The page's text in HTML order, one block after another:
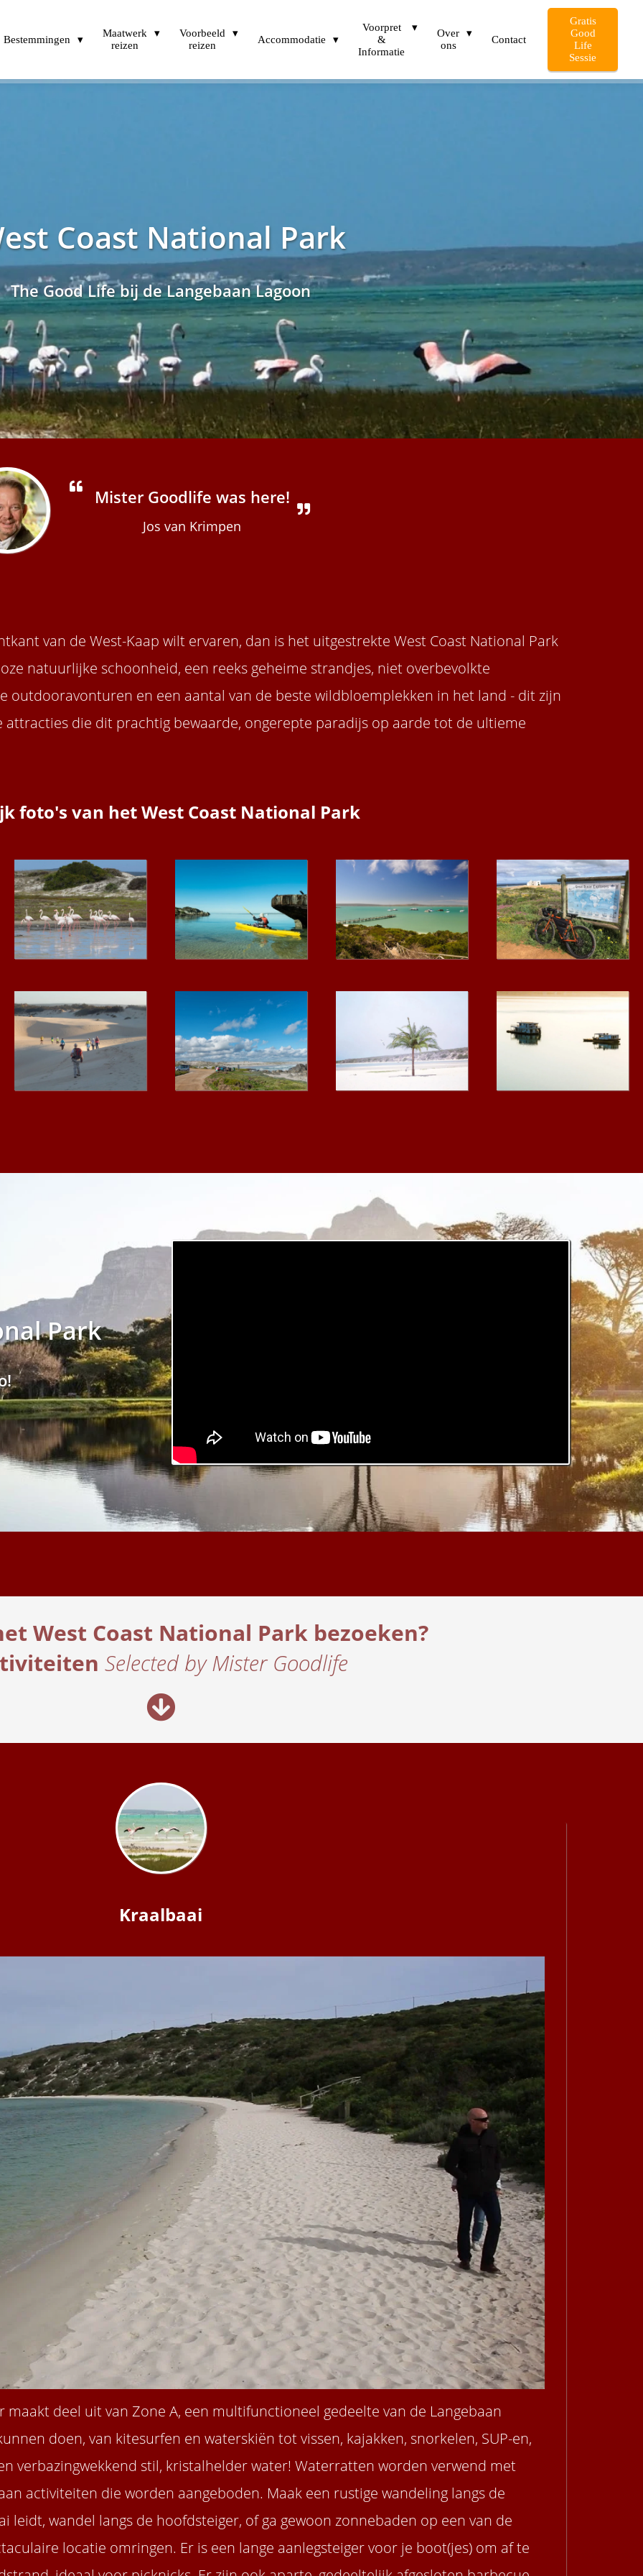
Bestemmingen
Maatwerk
reizen
Voorbeeld
reizen
Accommodatie
Voorpret
&
Informatie
Over
ons
Contact
Gratis
Good
Life
Sessie
Coast National Park
The Good Life bij de Langebaan Lagoon
Mister Goodlife was here!
Jos van Krimpen
van de West-Kaap wilt ervaren, dan is het uitgestrekte West Coast National Park
natuurlijke schoonheid, een reeks geheime strandjes, niet overbevolkte
outdooravonturen en een aantal van de beste wildbloemplekken in het land - dit zijn
die dit prachtig bewaarde, ongerepte paradijs op aarde tot de ultieme
foto's van het West Coast National Park
Park
West Coast National Park bezoeken?
Selected by Mister Goodlife
Kraalbaai
deel uit van Zone A, een multifunctioneel gedeelte van de Langebaan
doen, van kitesurfen en waterskiën tot vissen, kajakken, snorkelen, SUP-en,
verbazingwekkend stil, kristalhelder water! Waterratten worden verwend met
activiteiten die worden aangeboden. Maak een rustige wandeling langs de
leidt, wandel langs de hoofdsteiger, of ga gewoon zonnebaden op een van de
locatie omringen. Er is een lange aanlegsteiger voor je boot(jes) om af te